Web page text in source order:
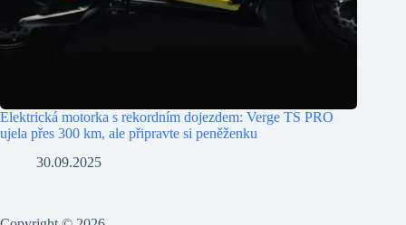
Elektrická motorka s rekordním dojezdem: Verge TS PRO
ujela přes 300 km, ale připravte si peněženku
30.09.2025